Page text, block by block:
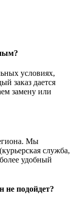
условиях,
заказ дается
замену или
Мы
служба,
удобный
не подойдет?